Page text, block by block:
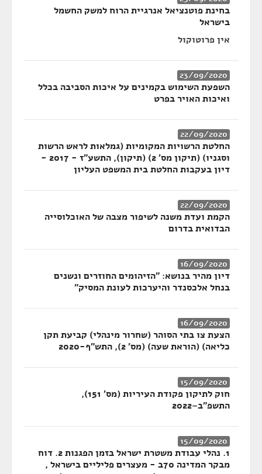
בחינת פוטנציאל אנרגיית הרוח למשק החשמל
בישראל
אין פרוטוקול
23/09/2020
השפעת השימוש בקמינים על איכות הסביבה בכלל
ואיכות האויר בפרט
22/09/2020
החלטת הרשויות המקומיות (גמלאות לראש הרשות
וסגניו) (תיקון מס' 2) (תיקון), התשע"ז - 2017 -
דיון בעקבות החלטת בית המשפט העליון
22/09/2020
הקמת ועדת משנה לשיפור מצבה של האוכלוסייה
הבדואית בדרום
16/09/2020
דיון מהיר בנושא: "הזיהומים החוזרים ונשנים
בנחל אלכסנדר והיערכות לעונת המסיק"
16/09/2020
הצעת צו בתי הסוהר (שחרור מינהלי) קביעת תקן
כליאה) (הוראת שעה) (מס' 2), התש"ף-2020
15/09/2020
חוק לתיקון פקודת העיריות (מס' 151),
התשפ"ב–2022
15/09/2020
1. נהלי עבודת משטרת ישראל בזמן הפגנות 2. דוח
מבקר המדינה 70ב - מעצרים פליליים בישראל ,